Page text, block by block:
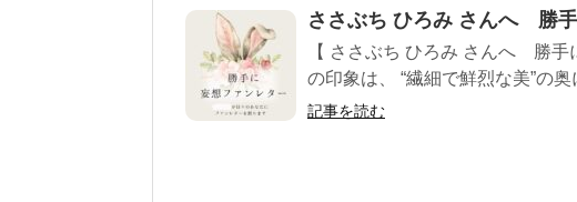
ささぶち ひろみ さんへ 勝
【 ささぶち ひろみ さんへ 勝
の印象は、 “繊細で鮮烈な美”の
記事を読む